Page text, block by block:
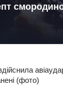
(фото)